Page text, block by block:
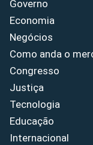
Governo
Economia
Negócios
Como anda o
Congresso
Justiça
Tecnologia
Educação
Internacional